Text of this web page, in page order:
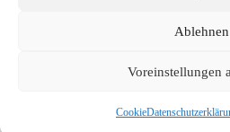
Ablehnen
Voreinstellungen
Cookie